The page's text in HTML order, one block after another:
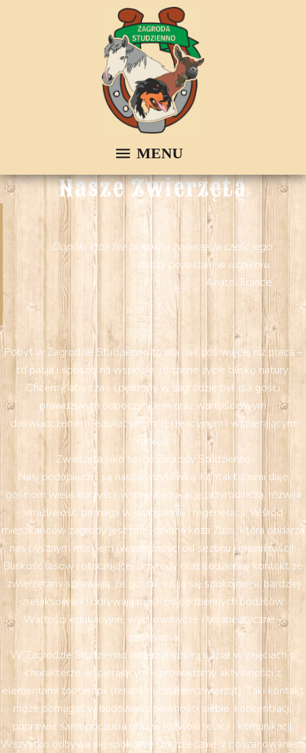
Nasze Zwierzęta
Dopóki ktoś nie pokocha zwierzęcia część jego
duszy pozostaje w uśpieniu.
Anatol France
Pobyt w Zagrodzie Studzienno to dla nas coś więcej niż praca –
to pasja i sposób na wspólne, rodzinne życie blisko natury.
Chcemy, aby czas spędzony w zagrodzie był dla gości
prawdziwym odpoczynkiem oraz wartościowym
doświadczeniem: edukacyjnym, rekreacyjnym i wspierającym
rozwój.
Zwierzęta jako serce Zagrody Studzienno
Nasi podopieczni są naszą wizytówką. Kontakt z nimi daje
gościom wiele korzyści: wspiera edukację przyrodniczą, rozwija
wrażliwość, pomaga w wyciszeniu i regeneracji. Wśród
mieszkańców zagrody jest m.in. dzielna koza Zuza, która obdarza
nas pysznym mlekiem (w zależności od sezonu i możliwości).
Bliskość lasów i otaczającej przyrody oraz codzienny kontakt ze
zwierzętami sprawiają, że goście czują się spokojniejsi, bardziej
zrelaksowani i odrywają myśli od codziennych bodźców.
Wartości edukacyjne, wychowawcze i terapeutyczne –
zooterapia
W Zagrodzie Studzienno zwierzęta biorą udział w zajęciach o
charakterze wspierającym – prowadzimy aktywności z
elementami zooterapii (terapii z udziałem zwierząt). Taki kontakt
może pomagać w budowaniu pewności siebie, koncentracji,
poprawie samopoczucia oraz w rozwoju relacji i komunikacji.
Wszystko odbywa się spokojnie i bezpiecznie, z poszanowaniem